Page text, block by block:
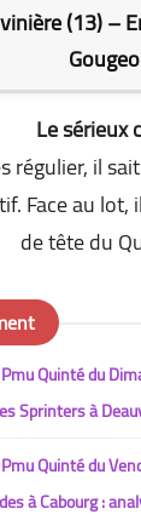
(13) –
Le sérieux
régulier, il
Face au lot,
de tête du
Quinté du
Sprinters à
Quinté du
à Cabourg :